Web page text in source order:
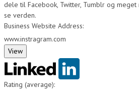
dele til Facebook, Twitter, Tumblr og
se verden.
Business Website Address:
www.instragram.com
Rating (average):